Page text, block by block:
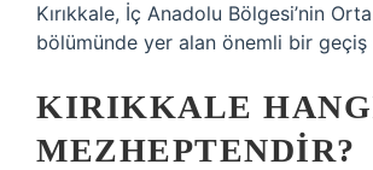
Kırıkkale, İç Anadolu Bölgesi’nin Orta
bölümünde yer alan önemli bir geçiş
KIRIKKALE
MEZHEPTENDIR?